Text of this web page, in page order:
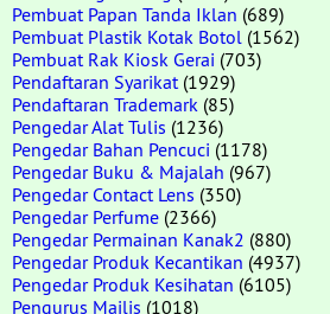
Pembuat Papan Tanda Iklan (689)
Pembuat Plastik Kotak Botol (1562)
Pembuat Rak Kiosk Gerai (703)
Pendaftaran Syarikat(1929)
Pendaftaran Trademark (85)
Pengedar Alat Tulis (1236)
Pengedar Bahan Pencuci (1178)
Pengedar Buku & Majalah (967)
Pengedar Contact Lens (350)
Pengedar Perfume (2366)
Pengedar Permainan Kanak2 (880)
Pengedar Produk Kecantikan (4937)
Pengedar Produk Kesihatan (6105)
Pengurus Majlis (1018)